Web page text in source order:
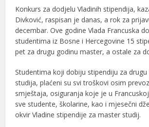
Konkurs za dodjelu Vladinih stipendija,
Divković, raspisan je danas, a rok za
decembar. Ove godine Vlada Francuska
studentima iz Bosne i Hercegovine 15
pet za drugu godinu master, a ostale za
Studentima koji dobiju stipendiju za
studija, plaćeni su svi troškovi osim
smještaja, osiguranja koje je u
sve studente, školarine, kao i mjesečni
okvir Vladine stipendije za master studij.